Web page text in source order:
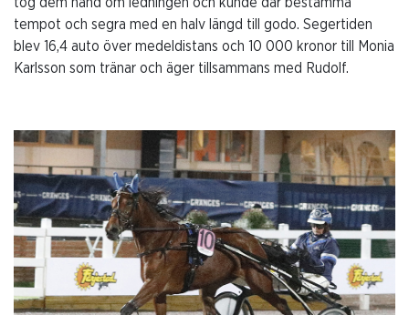
tog dem hand om ledningen och kunde där bestämma
tempot och segra med en halv längd till godo. Segertiden
blev 16,4 auto över medeldistans och 10 000 kronor till Monia
Karlsson som tränar och äger tillsammans med Rudolf.